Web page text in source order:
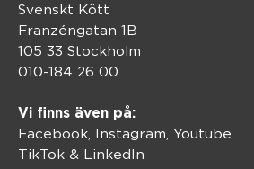
Svenskt Kött
Franzéngatan 1B
105 33 Stockholm
010-184 26 00
Vi finns även på:
Facebook, Instagram Youtube
TikTok & LinkedIn